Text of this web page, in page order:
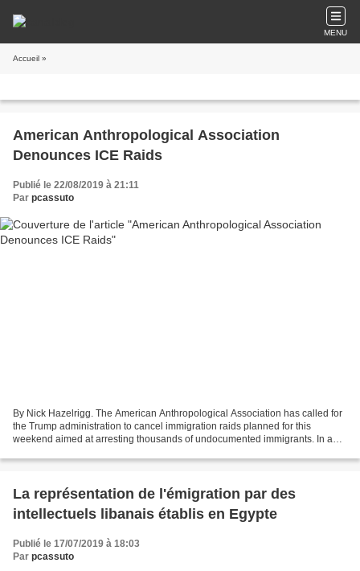
MENU
Accueil »
American Anthropological Association
Denounces ICE Raids
Publié le 22/08/2019 à 21:11
Par pcassuto
By Nick Hazelrigg. The American Anthropological Association has called for
the Trump administration to cancel immigration raids planned for this
weekend aimed at arresting thousands of undocumented immigrants. In a
La représentation de l'émigration par des
intellectuels libanais établis en Egypte
Publié le 17/07/2019 à 18:03
Par pcassuto